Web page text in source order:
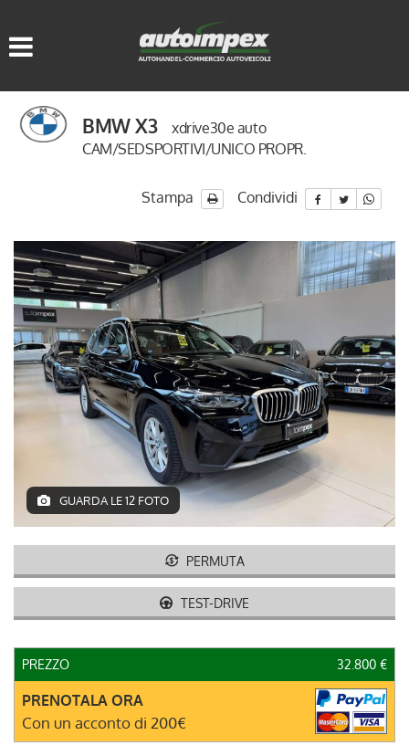
ACQUISTIAMO USATO
CONTATTI
LINGUA:
ITALIANO
DEUTSCH
BMW X3
xdrive30e auto
CAM/SEDSPORTIVI/UNICO PROPR.
Stampa Condividi
GUARDA LE 12 FOTO
PERMUTA
TEST-DRIVE
PREZZO 32.800 €
PRENOTALA ORA
Con un acconto di 200€